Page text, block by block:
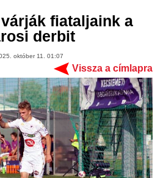
fiataljaink a
derbit
október 11. 01:07
Vissza a címlapra